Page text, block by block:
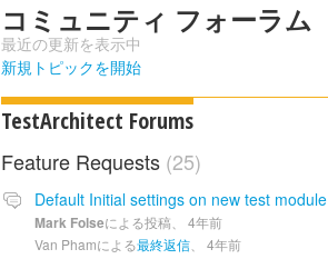
コミュニティ フォーラム
最近の更新を表示中
新規トピックを開始
TestArchitect Forums
Feature Requests 25
Default Initial settings on new test module
Mark Folseによる投稿、 4年前
Van Phamによる最終返信、 4年前